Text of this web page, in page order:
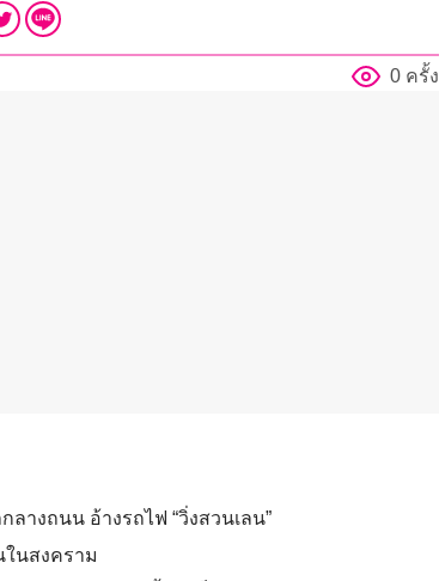
0 ครั้ง
างถนน อ้างรถไฟ “วิ่งสวนเลน”
นสงคราม